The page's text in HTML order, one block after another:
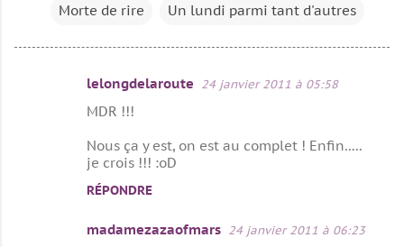
Morte de rire Un lundi parmi tant d'autres
lelongdelaroute 24 janvier 2011 à 05:58
MDR !!!
Nous ça y est, on est au complet ! Enfin.....
je crois !!! :oD
RÉPONDRE
madamezazaofmars 24 janvier 2011 à 06:23